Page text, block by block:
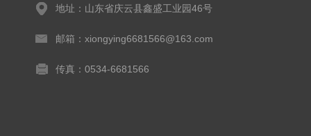
地址：山东省庆云县鑫盛工业园46号
邮箱：xiongying6681566@163.com
传真：0534-6681566